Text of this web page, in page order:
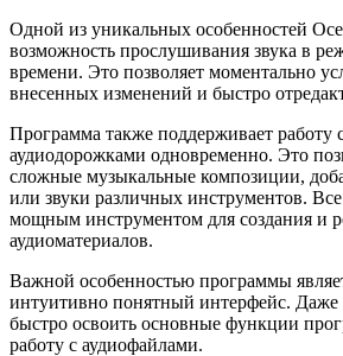
Одной из уникальных особенностей
возможность прослушивания звука в
времени. Это позволяет моментально
внесенных изменений и быстро
Программа также поддерживает работу
аудиодорожками одновременно. Это
сложные музыкальные композиции,
или звуки различных инструментов. Все
мощным инструментом для создания и
аудиоматериалов.
Важной особенностью программы
интуитивно понятный интерфейс.
быстро освоить основные функции
работу с аудиофайлами.